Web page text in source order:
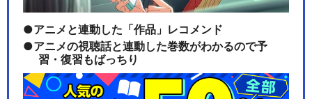
アニメと連動した「作品」レコメンド
アニメの視聴話と連動した巻数がわかるので予
習・復習もばっちり